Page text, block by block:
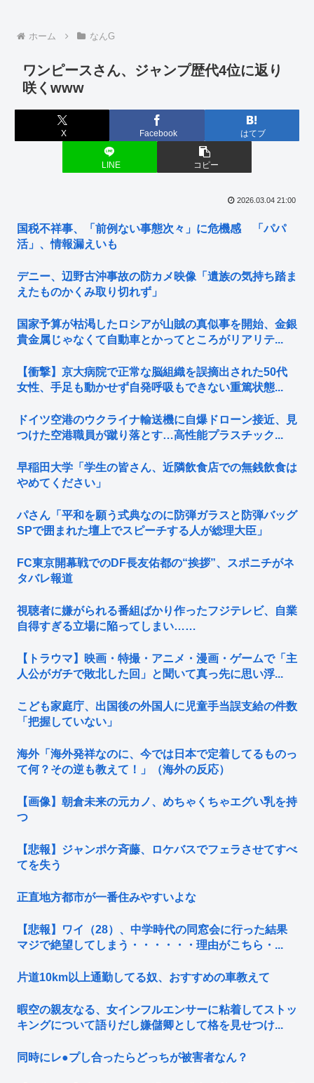
ホーム なんG
ワンピースさん、ジャンプ歴代4位に返り
咲くwww
X Facebook はてブ
LINE コピー
2026.03.04 21:00
国税不祥事、「前例ない事態次々」に危機感 「パパ
活」、情報漏えいも
デニー、辺野古沖事故の防カメ映像「遺族の気持ち踏ま
えたものかくみ取り切れず」
国家予算が枯渇したロシアが山賊の真似事を開始、金銀
貴金属じゃなくて自動車とかってところがリアリテ...
【衝撃】京大病院で正常な脳組織を誤摘出された50代
女性、手足も動かせず自発呼吸もできない重篤状態...
ドイツ空港のウクライナ輸送機に自爆ドローン接近、見
つけた空港職員が蹴り落とす…高性能プラスチック...
早稲田大学「学生の皆さん、近隣飲食店での無銭飲食は
やめてください」
パさん「平和を願う式典なのに防弾ガラスと防弾バッグ
SPで囲まれた壇上でスピーチする人が総理大臣」
FC東京開幕戦でのDF長友佑都の“挨拶”、スポニチがネ
タバレ報道
視聴者に嫌がられる番組ばかり作ったフジテレビ、自業
自得すぎる立場に陥ってしまい……
【トラウマ】映画・特撮・アニメ・漫画・ゲームで「主
人公がガチで敗北した回」と聞いて真っ先に思い浮...
こども家庭庁、出国後の外国人に児童手当誤支給の件数
「把握していない」
海外「海外発祥なのに、今では日本で定着してるものっ
て何？その逆も教えて！」（海外の反応）
【画像】朝倉未来の元カノ、めちゃくちゃエグい乳を持
つ
【悲報】ジャンポケ斉藤、ロケバスでフェラさせてすべ
てを失う
正直地方都市が一番住みやすいよな
【悲報】ワイ（28）、中学時代の同窓会に行った結果
マジで絶望してしまう・・・・・・理由がこちら・...
片道10km以上通勤してる奴、おすすめの車教えて
暇空の親友なる、女インフルエンサーに粘着してストッ
キングについて語りだし嫌儲卿として格を見せつけ...
同時にレ●プし合ったらどっちが被害者なん？